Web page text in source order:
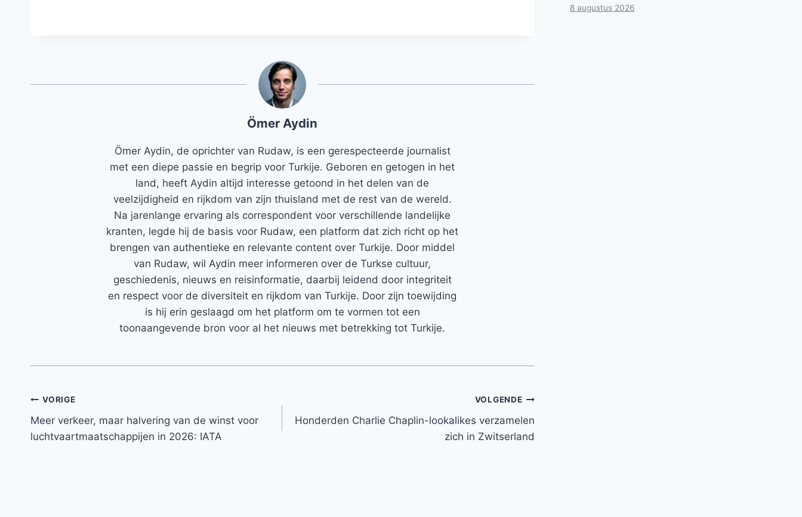
Ömer Aydin
Ömer Aydin, de oprichter van Rudaw, is een gerespecteerde journalist
met een diepe passie en begrip voor Turkije. Geboren en getogen in het
land, heeft Aydin altijd interesse getoond in het delen van de
veelzijdigheid en rijkdom van zijn thuisland met de rest van de wereld.
Na jarenlange ervaring als correspondent voor verschillende landelijke
kranten, legde hij de basis voor Rudaw, een platform dat zich richt op het
brengen van authentieke en relevante content over Turkije. Door middel
van Rudaw, wil Aydin meer informeren over de Turkse cultuur,
geschiedenis, nieuws en reisinformatie, daarbij leidend door integriteit
en respect voor de diversiteit en rijkdom van Turkije. Door zijn toewijding
is hij erin geslaagd om het platform om te vormen tot een
toonaangevende bron voor al het nieuws met betrekking tot Turkije.
Bericht
navigatie
VORIGE
Meer verkeer, maar halvering van de winst voor
luchtvaartmaatschappijen in 2026: IATA
VOLGENDE
Honderden Charlie Chaplin-lookalikes verzamelen
zich in Zwitserland
8 augustus 2026